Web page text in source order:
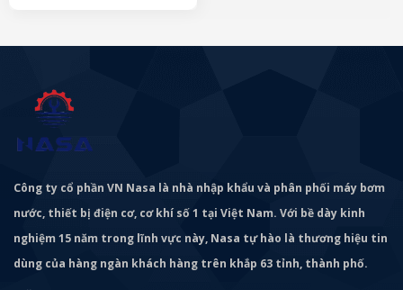
Công ty cổ phần VN Nasa là nhà nhập khẩu và phân phối máy bơm
nước, thiết bị điện cơ, cơ khí số 1 tại Việt Nam. Với bề dày kinh
nghiệm 15 năm trong lĩnh vực này, Nasa tự hào là thương hiệu tin
dùng của hàng ngàn khách hàng trên khắp 63 tỉnh, thành phố.